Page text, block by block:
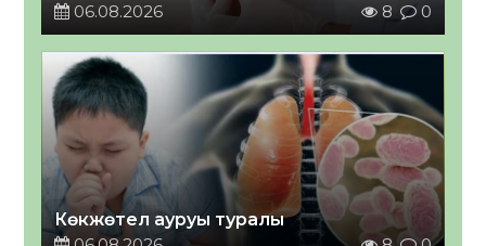
06.08.2026
8 0
Көкжөтел ауруы туралы